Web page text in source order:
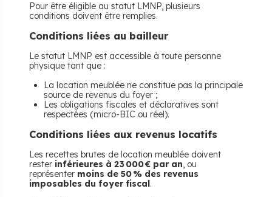
Pour être éligible au statut LMNP, plusieurs
conditions doivent être remplies.
Conditions liées au bailleur
Le statut LMNP est accessible à toute personne
physique tant que :
La location meublée ne constitue pas la principale
source de revenus du foyer ;
Les obligations fiscales et déclaratives sont
respectées (micro-BIC ou réel).
Conditions liées aux revenus locatifs
Les recettes brutes de location meublée doivent
rester inférieures à 23 000 € par an, ou
représenter moins de 50 % des revenus
imposables du foyer fiscal .